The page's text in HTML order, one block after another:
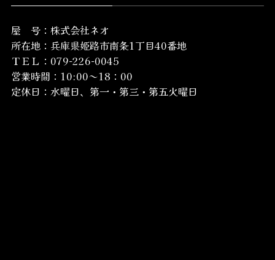
屋 号：株式会社ネオ
所在地： 兵庫県姫路市南条1丁目40番地
ＴＥＬ：079-226-0045
営業時間：10:00～18：00
定休日：水曜日、第一・第三・第五火曜日